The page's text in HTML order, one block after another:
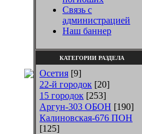
Связь с
администрацией
Наш баннер
КАТЕГОРИИ РАЗДЕЛА
Осетия [9]
22-й городок [20]
15 городок [253]
Аргун-303 ОБОН [190]
Калиновская-676 ПОН
[125]